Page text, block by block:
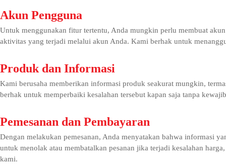
Akun Pengguna
Untuk menggunakan fitur tertentu, Anda mungkin perlu membuat
aktivitas yang terjadi melalui akun Anda. Kami berhak untuk
Produk dan Informasi
Kami berusaha memberikan informasi produk seakurat mungkin,
berhak untuk memperbaiki kesalahan tersebut kapan saja tanpa
Pemesanan dan Pembayaran
Dengan melakukan pemesanan, Anda menyatakan bahwa informasi
untuk menolak atau membatalkan pesanan jika terjadi kesalahan
kami.